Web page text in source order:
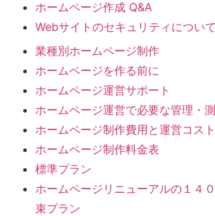
ホームページ作成 Q&A
Webサイトのセキュリティについて
業種別ホームページ制作
ホームページを作る前に
ホームページ運営サポート
ホームページ運営で必要な管理・
ホームページ制作費用と運営コス
ホームページ制作料金表
標準プラン
ホームページリニューアルの１４
束プラン